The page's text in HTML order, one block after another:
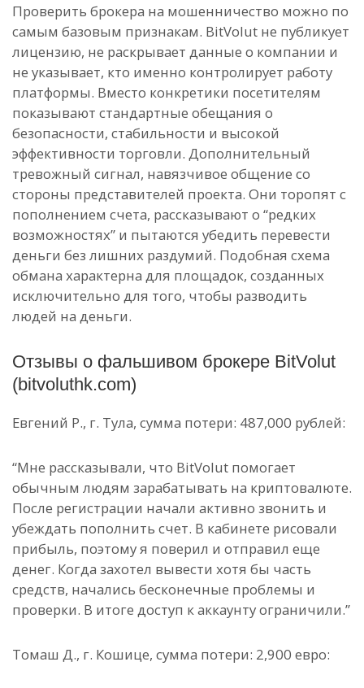
Проверить брокера на мошенничество можно по
самым базовым признакам. BitVolut не публикует
лицензию, не раскрывает данные о компании и
не указывает, кто именно контролирует работу
платформы. Вместо конкретики посетителям
показывают стандартные обещания о
безопасности, стабильности и высокой
эффективности торговли. Дополнительный
тревожный сигнал, навязчивое общение со
стороны представителей проекта. Они торопят с
пополнением счета, рассказывают о “редких
возможностях” и пытаются убедить перевести
деньги без лишних раздумий. Подобная схема
обмана характерна для площадок, созданных
исключительно для того, чтобы разводить
людей на деньги.
Отзывы о фальшивом брокере BitVolut
(bitvoluthk.com)
Евгений Р., г. Тула, сумма потери: 487,000 рублей:
“Мне рассказывали, что BitVolut помогает
обычным людям зарабатывать на криптовалюте.
После регистрации начали активно звонить и
убеждать пополнить счет. В кабинете рисовали
прибыль, поэтому я поверил и отправил еще
денег. Когда захотел вывести хотя бы часть
средств, начались бесконечные проблемы и
проверки. В итоге доступ к аккаунту ограничили.”
Томаш Д., г. Кошице, сумма потери: 2,900 евро: